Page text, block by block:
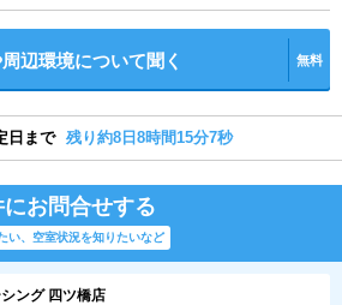
辺環境について聞く 無料
日まで 残り約8日8時間15分6秒
にお問合せする
い、空室状況を知りたいなど
ング 四ツ橋店